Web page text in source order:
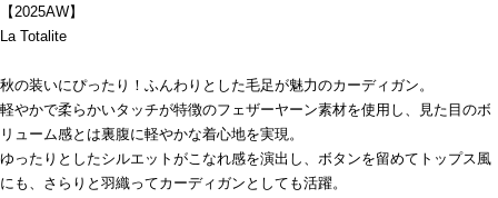
【2025AW】
La Totalite
秋の装いにぴったり！ふんわりとした毛足が魅力のカーディガン。
軽やかで柔らかいタッチが特徴のフェザーヤーン素材を使用し、見た目のボ
リューム感とは裏腹に軽やかな着心地を実現。
ゆったりとしたシルエットがこなれ感を演出し、ボタンを留めてトップス風
にも、さらりと羽織ってカーディガンとしても活躍。